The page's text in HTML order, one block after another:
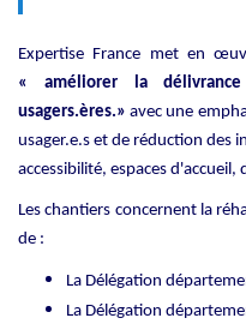
Expertise France met en
« améliorer la
usagers.ères.» avec une
usager.e.s et de réduction des
accessibilité, espaces
Les chantiers concernent la
de :
La Délégation
La Délégation